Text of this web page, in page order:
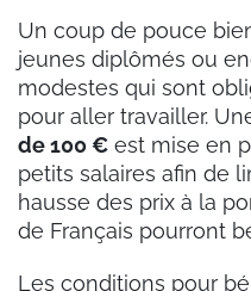
Un coup de pouce
jeunes diplômés ou
modestes qui sont
pour aller travailler.
de 100 € est mise en
petits salaires afin de
hausse des prix à la
de Français pourront
Les conditions pour